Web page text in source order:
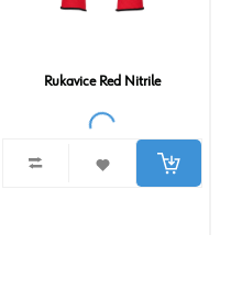
Rukavice Red Nitrile